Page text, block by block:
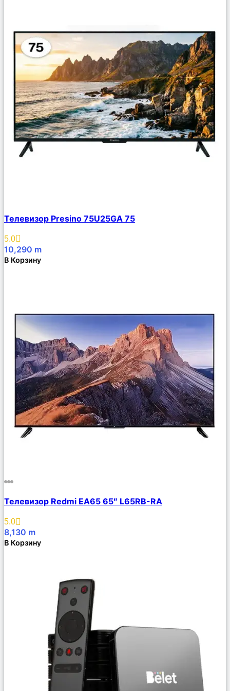
Описание
Избранное
Телевизор Presino 75U25GA 75
5.0
10,290 m
В Корзину
Описание
Избранное
Телевизор Redmi EA65 65″ L65RB-RA
5.0
8,130 m
В Корзину